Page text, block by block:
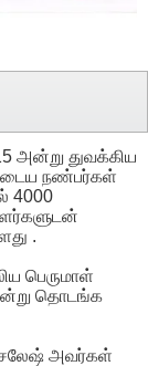
அன்று துவக்கிய
நண்பர்கள்
4000
.
பெருமாள்
தொடங்க
அவர்கள்